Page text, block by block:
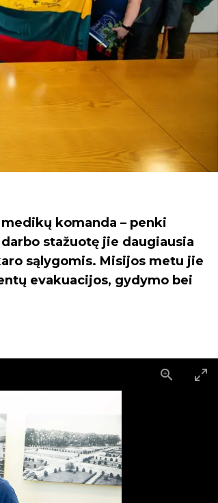
komanda – penki
stažuotę jie daugiausia
sąlygomis. Misijos metu jie
evakuacijos, gydymo bei